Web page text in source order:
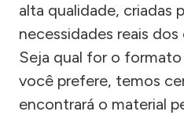
alta qualidade, criadas
necessidades reais
Seja qual for o
você prefere, temos
encontrará o material